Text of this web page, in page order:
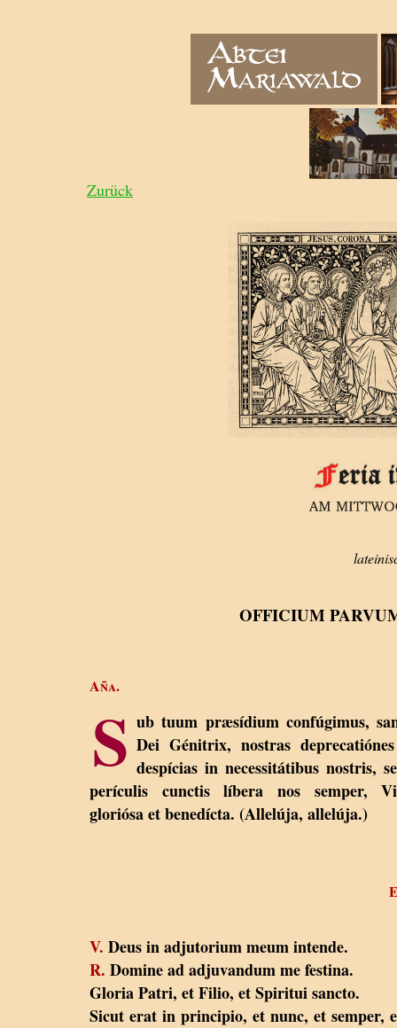
Zurück
OFFICIUM
Aña.
S ub tuum præsídium confúgimus,
Dei Génitrix, nostras
despícias in necessitátibus nostris,
perículis cunctis líbera nos semper,
gloriósa et benedícta. (Allelúja, allelúja.)
V. Deus in adjutorium meum intende.
R. Domine ad adjuvandum me festina.
Gloria Patri, et Filio, et Spiritui sancto.
Sicut erat in principio, et nunc, et semper,